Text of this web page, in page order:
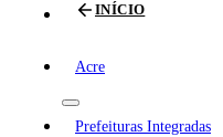
INÍCIO
Acre
Prefeituras Integradas